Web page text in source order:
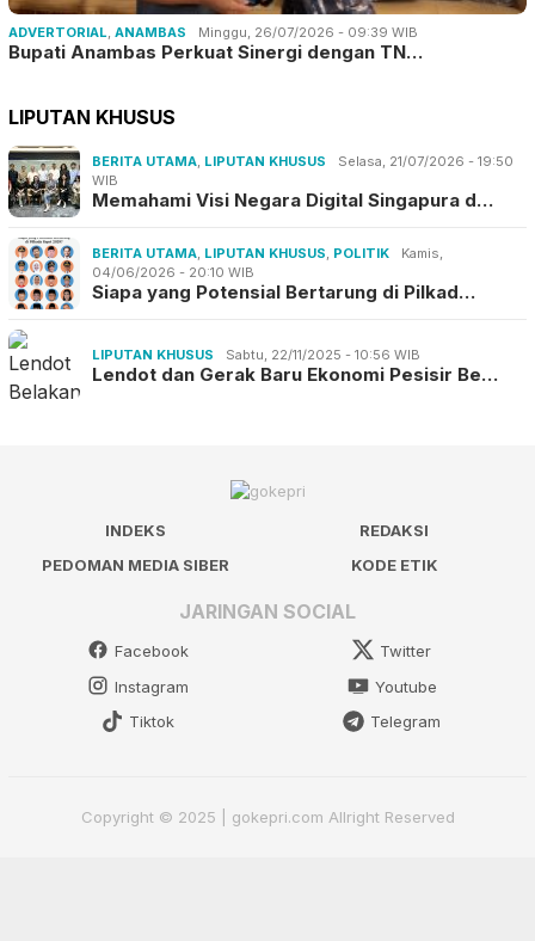
ADVERTORIAL ANAMBAS Minggu, 26/07/2026 - 09:39 WIB
Bupati Anambas Perkuat Sinergi dengan TN…
LIPUTAN KHUSUS
BERITA UTAMA LIPUTAN KHUSUS
Selasa, 21/07/2026 - 19:50
WIB
Memahami Visi Negara Digital Singapura d…
BERITA UTAMA LIPUTAN KHUSUS POLITIK
Kamis,
04/06/2026 - 20:10 WIB
Siapa yang Potensial Bertarung di Pilkad…
LIPUTAN KHUSUS Sabtu, 22/11/2025 - 10:56 WIB
Lendot dan Gerak Baru Ekonomi Pesisir Be…
INDEKS
REDAKSI
PEDOMAN MEDIA SIBER
KODE ETIK
JARINGAN SOCIAL
Facebook
Twitter
Instagram
Youtube
Tiktok
Telegram
Copyright © 2025 | gokepri.com Allright Reserved